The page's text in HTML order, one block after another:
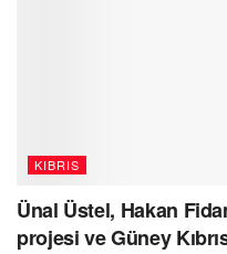
KIBRIS
Ünal Üstel, Hakan
projesi ve Güney